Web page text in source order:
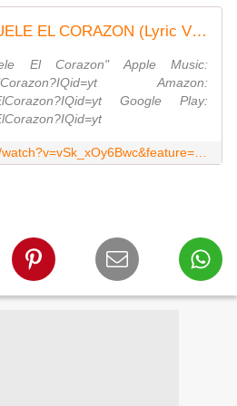
Enrique Iglesias - DUELE EL CORAZON (Lyric Video) ft. Wisin
El Corazon" Apple Music:
Amazon:
Google Play: